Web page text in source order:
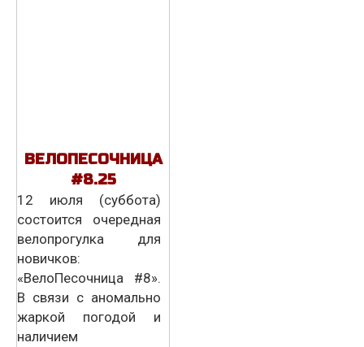
ВЕЛОПЕСОЧНИЦА
#8.25
12 июля (суббота)
состоится очередная
велопрогулка для
новичков:
«ВелоПесочница #8».
В связи с аномально
жаркой погодой и
наличием